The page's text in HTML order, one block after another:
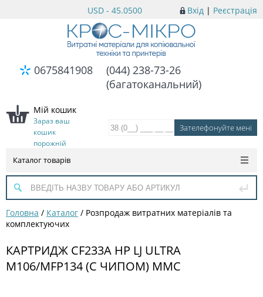
Вхід | Реєстрація
USD - 45.0500
0675841908
(044) 238-73-26
(багатоканальний)
Мій кошик
Зараз ваш
кошик
порожній
Каталог товарів
Головна / Каталог / Розпродаж витратних матеріалів та
комплектуючих
КАРТРИДЖ CF233A HP LJ ULTRA
M106/MFP134 (С ЧИПОМ) MMC